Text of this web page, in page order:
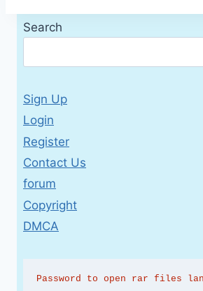
Search
Sign Up
Login
Register
Contact Us
forum
Copyright
DMCA
Password to open rar files